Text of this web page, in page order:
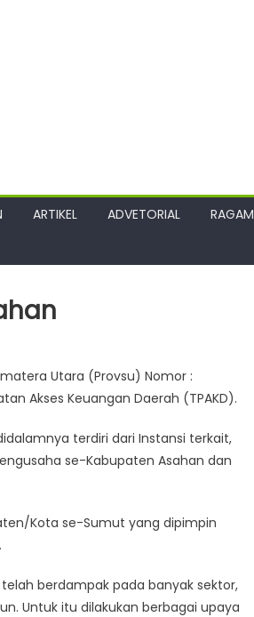
ARTIKEL ADVETORIAL RAGAM
Utara (Provsu) Nomor :
Akses Keuangan Daerah (TPAKD).
terdiri dari Instansi terkait,
se-Kabupaten Asahan dan
Kota se-Sumut yang dipimpin
berdampak pada banyak sektor,
Untuk itu dilakukan berbagai upaya